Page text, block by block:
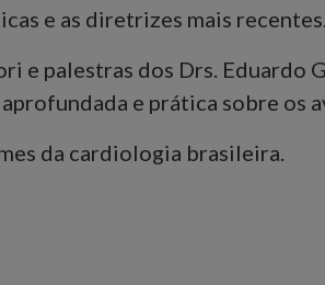
e as diretrizes mais recentes.
e palestras dos Drs. Eduardo
e prática sobre os
da cardiologia brasileira.